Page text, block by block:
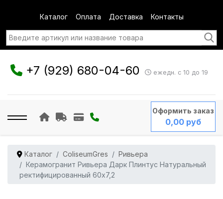
Каталог Оплата Доставка Контакты
+7 (929) 680-04-60 ежедн. с 10 до 19
Оформить заказ
0,00 руб
Каталог ColiseumGres
Ривьера
Керамогранит Ривьера Дарк Плинтус Натуральный
ректифицированный 60x7,2